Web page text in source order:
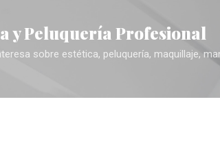
y Peluquería Profesional
sobre estética, peluquería, maquillaje,